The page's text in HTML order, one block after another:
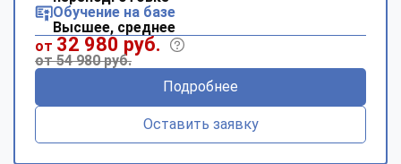
Обучение на базе
Высшее, среднее
от 32 980 руб.
от 54 980 руб.
Подробнее
Оставить заявку